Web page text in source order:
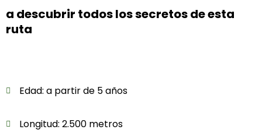
a descubrir todos los secretos de esta
ruta
Edad: a partir de 5 años
Longitud: 2.500 metros